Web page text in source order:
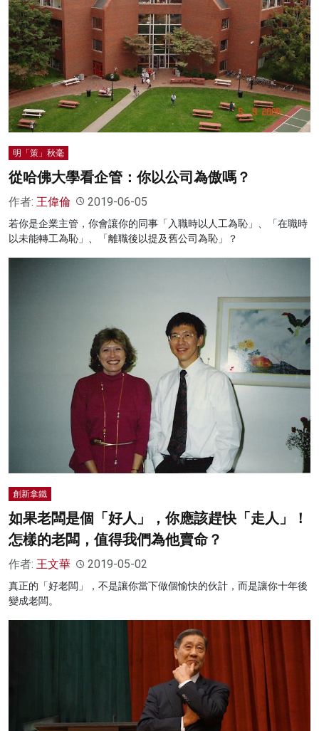
明「策」秋毫
從哈佛大學看企管：你以公司為傲嗎？
作者: 王偉倫 2019-06-05
若你是企業主管，你會讓你的同事「入職時以人工為恥」、「在職時
以未能轉工為恥」、「離職後以提及舊公司為恥」？
創新拿鐵
如果老闆是個「好人」，你應該趕快「走人」！
怎樣的老闆，值得我們為他賣命？
作者: 王文華 2019-05-02
真正的「好老闆」，不是讓你當下做個愉快的伙計，而是讓你十年後
變成老闆。